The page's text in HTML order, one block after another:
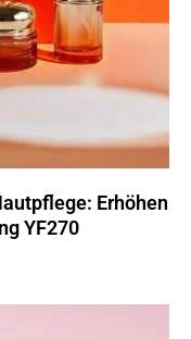
Erhöhen
YF270